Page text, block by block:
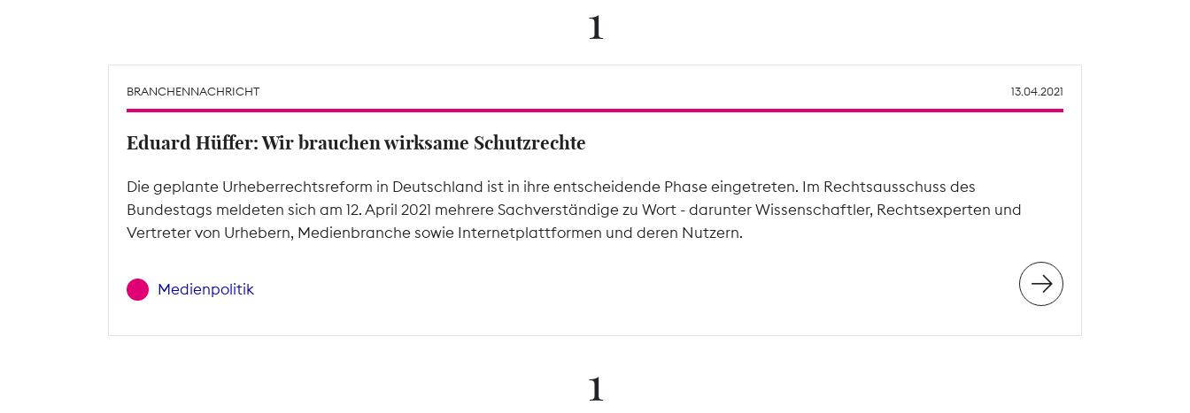
1
BRANCHENNACHRICHT 13.04.2021
Eduard Hüffer: Wir brauchen wirksame Schutzrechte
Die geplante Urheberrechtsreform in Deutschland ist in ihre entscheidende Phase eingetreten. Im Rechtsausschuss des
Bundestags meldeten sich am 12. April 2021 mehrere Sachverständige zu Wort - darunter Wissenschaftler, Rechtsexperten und
Vertreter von Urhebern, Medienbranche sowie Internetplattformen und deren Nutzern.
Medienpolitik
1